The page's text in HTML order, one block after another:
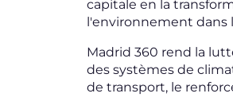
capitale en la
l'environnement dans
Madrid 360 rend la
des systèmes de
de transport, le